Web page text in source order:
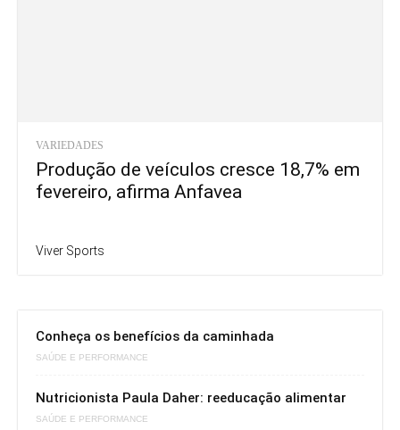
VARIEDADES
Produção de veículos cresce 18,7% em
fevereiro, afirma Anfavea
Viver Sports
Conheça os benefícios da caminhada
SAÚDE E PERFORMANCE
Nutricionista Paula Daher: reeducação alimentar
SAÚDE E PERFORMANCE